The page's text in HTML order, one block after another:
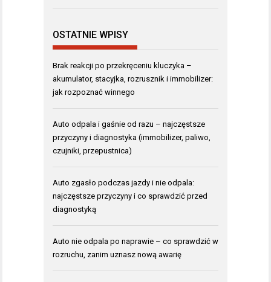
OSTATNIE WPISY
Brak reakcji po przekręceniu kluczyka –
akumulator, stacyjka, rozrusznik i immobilizer:
jak rozpoznać winnego
Auto odpala i gaśnie od razu – najczęstsze
przyczyny i diagnostyka (immobilizer, paliwo,
czujniki, przepustnica)
Auto zgasło podczas jazdy i nie odpala:
najczęstsze przyczyny i co sprawdzić przed
diagnostyką
Auto nie odpala po naprawie – co sprawdzić w
rozruchu, zanim uznasz nową awarię